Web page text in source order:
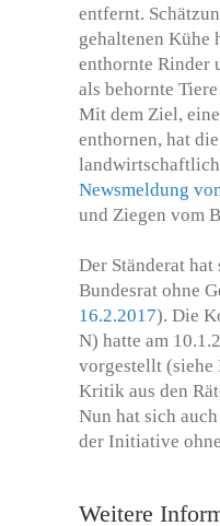
entfernt.
gehaltenen Kühe
enthornte Rinder
als behornte
Mit dem Ziel,
enthornen, hat die
Newsmeldung
und Ziegen vom
Der Ständerat
Bundesrat ohne
16.2.2017). Die
N) hatte am
vorgestellt (siehe
Kritik aus den
Nun hat sich
der Initiative ohne
Weitere